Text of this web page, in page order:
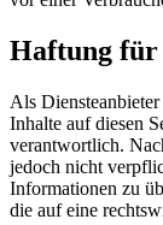
Haftung
Als
Inhalte auf diesen
verantwortlich.
jedoch nicht
Informationen zu
die auf eine